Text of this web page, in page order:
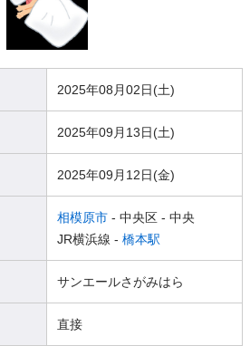
2025年08月02日(土)
2025年09月13日(土)
2025年09月12日(金)
相模原市 - 中央区 - 中央
JR横浜線 - 橋本駅
サンエールさがみはら
直接